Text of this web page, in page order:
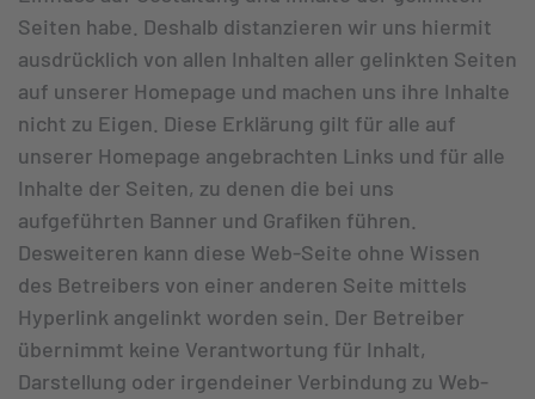
Seiten habe. Deshalb distanzieren wir uns hiermit
ausdrücklich von allen Inhalten aller gelinkten Seiten
auf unserer Homepage und machen uns ihre Inhalte
nicht zu Eigen. Diese Erklärung gilt für alle auf
unserer Homepage angebrachten Links und für alle
Inhalte der Seiten, zu denen die bei uns
aufgeführten Banner und Grafiken führen.
Desweiteren kann diese Web-Seite ohne Wissen
des Betreibers von einer anderen Seite mittels
Hyperlink angelinkt worden sein. Der Betreiber
übernimmt keine Verantwortung für Inhalt,
Darstellung oder irgendeiner Verbindung zu Web-